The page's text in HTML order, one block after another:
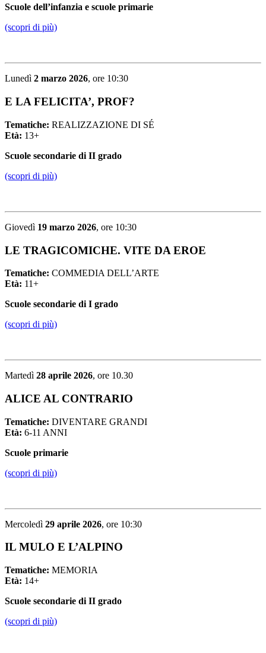
Scuole dell’infanzia e scuole primarie
(scopri di più)
Lunedì 2 marzo 2026, ore 10:30
E LA FELICITA’, PROF?
Tematiche: REALIZZAZIONE DI SÉ
Età: 13+
Scuole secondarie di II grado
(scopri di più)
Giovedì 19 marzo 2026, ore 10:30
LE TRAGICOMICHE. VITE DA EROE
Tematiche: COMMEDIA DELL’ARTE
Età: 11+
Scuole secondarie di I grado
(scopri di più)
Martedì 28 aprile 2026, ore 10.30
ALICE AL CONTRARIO
Tematiche: DIVENTARE GRANDI
Età: 6-11 ANNI
Scuole primarie
(scopri di più)
Mercoledì 29 aprile 2026, ore 10:30
IL MULO E L’ALPINO
Tematiche: MEMORIA
Età: 14+
Scuole secondarie di II grado
(scopri di più)